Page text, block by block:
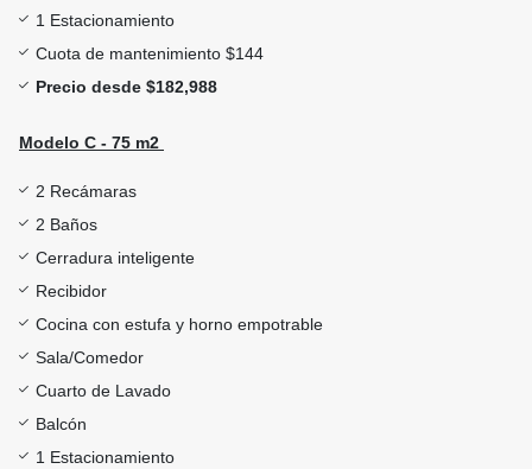
1 Estacionamiento
Cuota de mantenimiento $144
Precio desde $182,988
Modelo C - 75 m2
2 Recámaras
2 Baños
Cerradura inteligente
Recibidor
Cocina con estufa y horno empotrable
Sala/Comedor
Cuarto de Lavado
Balcón
1 Estacionamiento